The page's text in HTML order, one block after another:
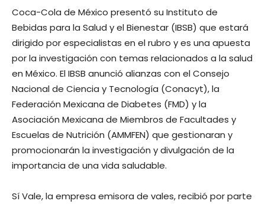
Coca-Cola de México presentó su Instituto de
Bebidas para la Salud y el Bienestar (IBSB) que estará
dirigido por especialistas en el rubro y es una apuesta
por la investigación con temas relacionados a la salud
en México. El IBSB anunció alianzas con el Consejo
Nacional de Ciencia y Tecnología (Conacyt), la
Federación Mexicana de Diabetes (FMD) y la
Asociación Mexicana de Miembros de Facultades y
Escuelas de Nutrición (AMMFEN) que gestionaran y
promocionarán la investigación y divulgación de la
importancia de una vida saludable.
Sí Vale, la empresa emisora de vales, recibió por parte